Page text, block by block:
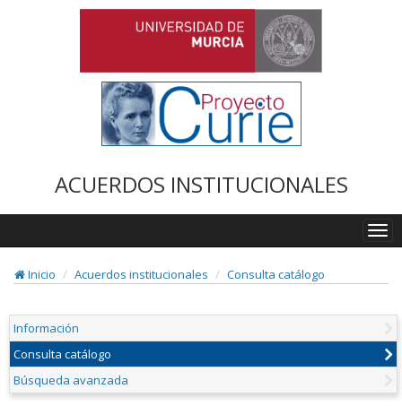
ACUERDOS INSTITUCIONALES
Inicio
Acuerdos institucionales Consulta catálogo
Información
Consulta catálogo
Búsqueda avanzada